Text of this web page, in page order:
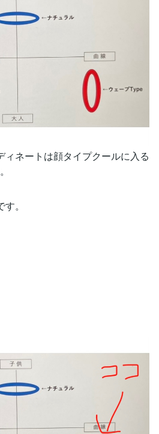
ィネートは顔タイプクールに入る
。